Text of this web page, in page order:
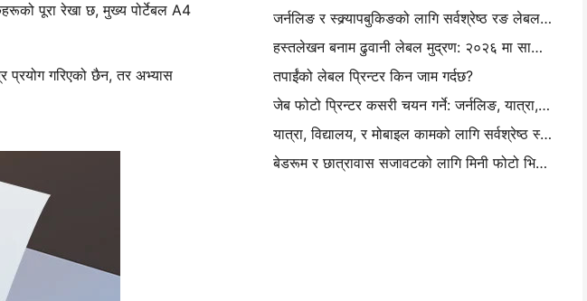
पूरा रेखा छ, मुख्य पोर्टेबल A4
प्रयोग गरिएको छैन, तर अभ्यास
जर्नलिङ र स्क्र्यापबुकिङको लागि सर्वश्रेष्ठ रङ लेबल निर्माता: प्रत्येक पृष्ठमा थप रङ थप
हस्तलेखन बनाम ढुवानी लेबल मुद्रण: २०२६ मा साना व्यवसायका लागि सुझावहरू
तपाईंको लेबल प्रिन्टर किन जाम गर्दछ?
जेब फोटो प्रिन्टर कसरी चयन गर्ने: जर्नलिङ, यात्रा, र आईफोन प्रयोगकर्ताहरूको लागि पूर्ण गाइड
यात्रा, विद्यालय, र मोबाइल कामको लागि सर्वश्रेष्ठ स्याहीरहित पोर्टेबल प्रिन्टरः हनिन एमटी ६२० प्रो सम
बेडरूम र छात्रावास सजावटको लागि मिनी फोटो भित्ता लेआउट विचार र सुझावहरू